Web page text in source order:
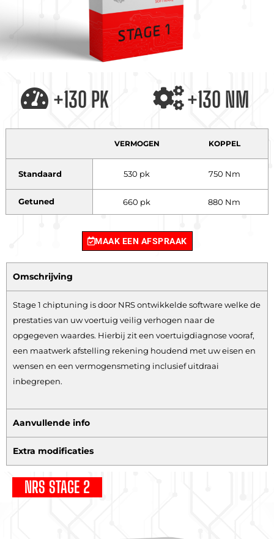
+130 PK +130 NM
VERMOGEN KOPPEL
Standaard 530 pk 750 Nm
Getuned 660 pk 880 Nm
MAAK EEN AFSPRAAK
Omschrijving
Stage 1 chiptuning is door NRS ontwikkelde software welke de
prestaties van uw voertuig veilig verhogen naar de
opgegeven waardes. Hierbij zit een voertuigdiagnose vooraf,
een maatwerk afstelling rekening houdend met uw eisen en
wensen en een vermogensmeting inclusief uitdraai
inbegrepen.
Aanvullende info
Extra modificaties
NRS STAGE 2